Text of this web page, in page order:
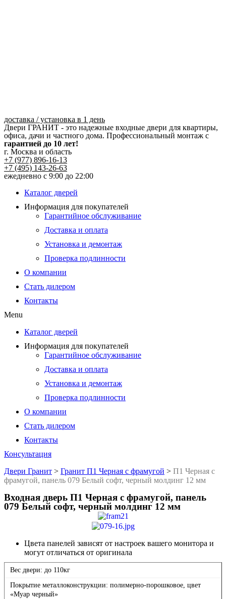
доставка / установка в 1 день
Двери ГРАНИТ - это надежные входные двери для квартиры,
офиса, дачи и частного дома. Профессиональный монтаж с
гарантией до 10 лет!
г. Москва и область
+7 (977) 896-16-13
+7 (495) 143-26-63
ежедневно с 9:00 до 22:00
Каталог дверей
Информация для покупателей
Гарантийное обслуживание
Доставка и оплата
Установка и демонтаж
Проверка подлинности
О компании
Стать дилером
Контакты
Menu
Каталог дверей
Информация для покупателей
Гарантийное обслуживание
Доставка и оплата
Установка и демонтаж
Проверка подлинности
О компании
Стать дилером
Контакты
Консультация
Двери Гранит > Гранит П1 Черная с фрамугой > П1 Черная с
фрамугой, панель 079 Белый софт, черный молдинг 12 мм
Входная дверь П1 Черная с фрамугой, панель
079 Белый софт, черный молдинг 12 мм
Цвета панелей зависят от настроек вашего монитора и
могут отличаться от оригинала
Вес двери: до 110кг
Покрытие металлоконструкции: полимерно-порошковое, цвет
«Муар черный»